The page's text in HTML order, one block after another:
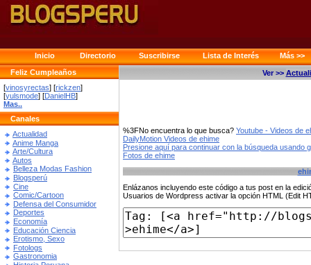
Inicio Directorio Suscribirse Lista de Interés
Más >>
Feliz Cumpleaños
[vinosyrectas] [rickzen]
[yulsmode] [DanielHB]
Mas..
Canales
Actualidad
Anime Manga
Arte/Cultura
Autos
Belleza Modas Fashion
Blogsperú
Cine
Comic/Cartoon
Defensa del Consumidor
Deportes
Economía
Educación Ciencia
Erotismo, Sexo
Fotologs
Gastronomia
Ver >>
%3FNo encuentra lo que busca? Youtube - Videos de
DailyMotion Videos de ehime
Presione aquí para continuar con la búsqueda usando
Fotos de ehime
Enlázanos incluyendo este código a tus post en la
Usuarios de Wordpress activar la opción HTML (Edit